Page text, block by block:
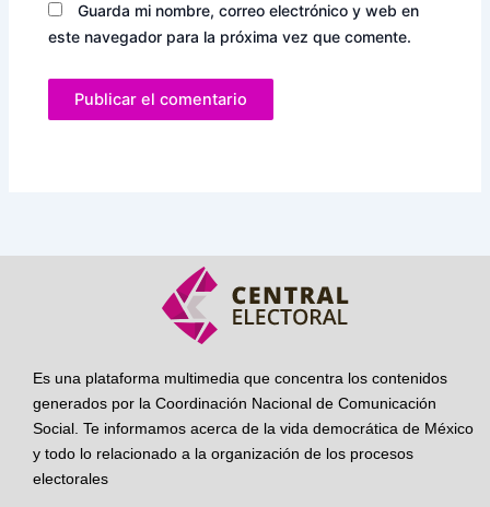
Guarda mi nombre, correo electrónico y web en
este navegador para la próxima vez que comente.
Es una plataforma multimedia que concentra los contenidos
generados por la Coordinación Nacional de Comunicación
Social. Te informamos acerca de la vida democrática de México
y todo lo relacionado a la organización de los procesos
electorales